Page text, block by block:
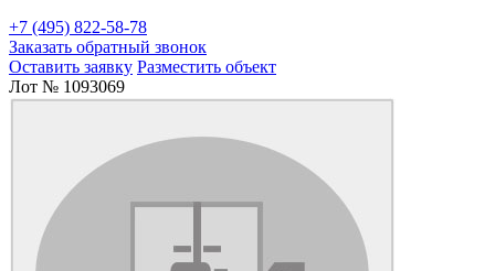
+7 (495) 822-58-78
Заказать обратный звонок
Оставить заявку Разместить объект
Лот № 1093069